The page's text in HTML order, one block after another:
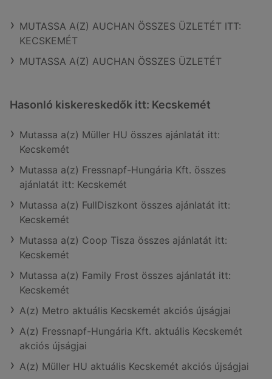
MUTASSA A(Z) AUCHAN ÖSSZES ÜZLETÉT ITT:
KECSKEMÉT
MUTASSA A(Z) AUCHAN ÖSSZES ÜZLETÉT
Hasonló kiskereskedők itt: Kecskemét
Mutassa a(z) Müller HU összes ajánlatát itt:
Kecskemét
Mutassa a(z) Fressnapf-Hungária Kft. összes
ajánlatát itt: Kecskemét
Mutassa a(z) FullDiszkont összes ajánlatát itt:
Kecskemét
Mutassa a(z) Coop Tisza összes ajánlatát itt:
Kecskemét
Mutassa a(z) Family Frost összes ajánlatát itt:
Kecskemét
A(z) Metro aktuális Kecskemét akciós újságjai
A(z) Fressnapf-Hungária Kft. aktuális Kecskemét
akciós újságjai
A(z) Müller HU aktuális Kecskemét akciós újságjai